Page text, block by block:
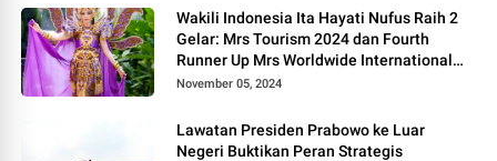
Wakili Indonesia Ita Hayati Nufus Raih 2
Gelar: Mrs Tourism 2024 dan Fourth
Runner Up Mrs Worldwide International
2024, di Pemilihan Mrs Worldwide 2024
November 05, 2024
Lawatan Presiden Prabowo ke Luar
Negeri Buktikan Peran Strategis